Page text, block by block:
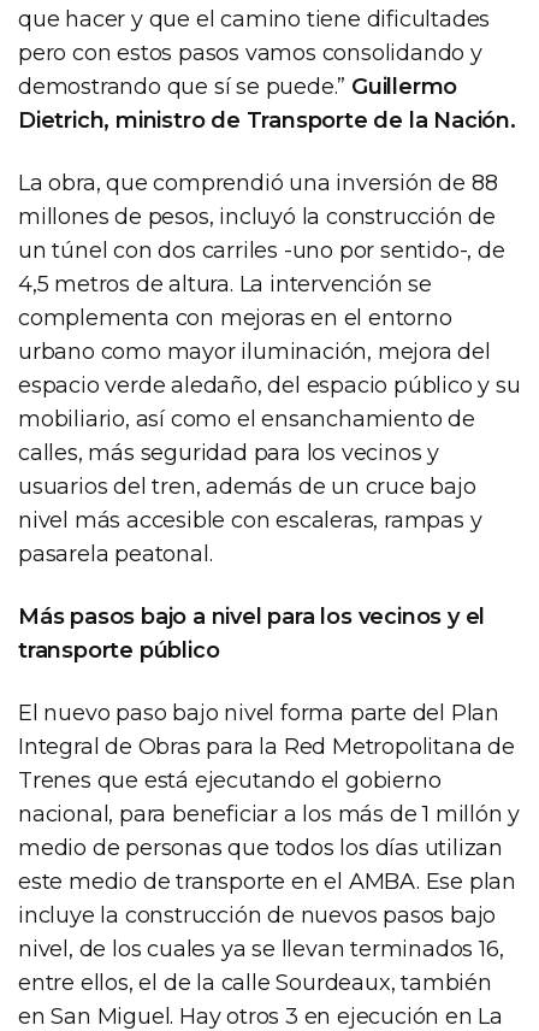
que hacer y que el camino tiene dificultades
pero con estos pasos vamos consolidando y
demostrando que sí se puede.” Guillermo
Dietrich, ministro de Transporte de la Nación.
La obra, que comprendió una inversión de 88
millones de pesos, incluyó la construcción de
un túnel con dos carriles -uno por sentido-, de
4,5 metros de altura. La intervención se
complementa con mejoras en el entorno
urbano como mayor iluminación, mejora del
espacio verde aledaño, del espacio público y su
mobiliario, así como el ensanchamiento de
calles, más seguridad para los vecinos y
usuarios del tren, además de un cruce bajo
nivel más accesible con escaleras, rampas y
pasarela peatonal.
Más pasos bajo a nivel para los vecinos y el
transporte público
El nuevo paso bajo nivel forma parte del Plan
Integral de Obras para la Red Metropolitana de
Trenes que está ejecutando el gobierno
nacional, para beneficiar a los más de 1 millón y
medio de personas que todos los días utilizan
este medio de transporte en el AMBA. Ese plan
incluye la construcción de nuevos pasos bajo
nivel, de los cuales ya se llevan terminados 16,
entre ellos, el de la calle Sourdeaux, también
en San Miguel. Hay otros 3 en ejecución en La